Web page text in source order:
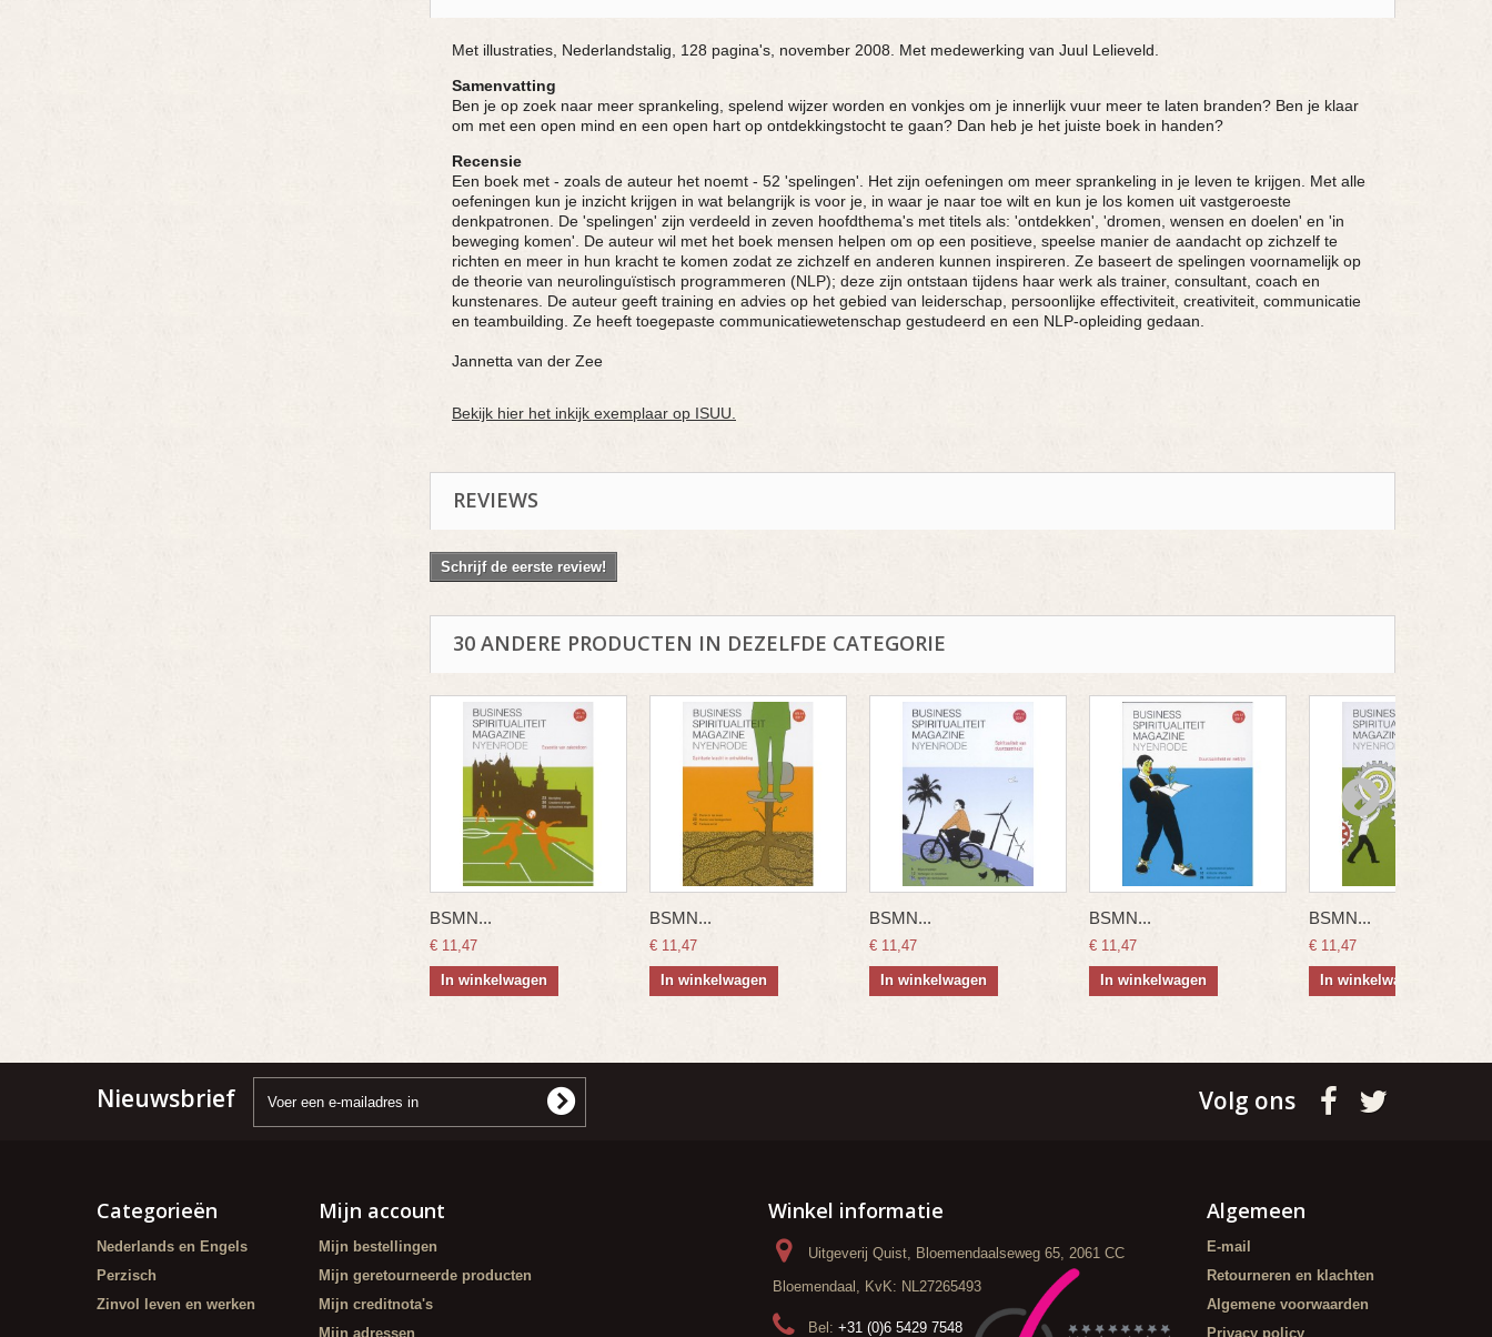
Met illustraties, Nederlandstalig, 128 pagina's, november 2008. Met medewerking van Juul Lelieveld.
Samenvatting
Ben je op zoek naar meer sprankeling, spelend wijzer worden en vonkjes om je innerlijk vuur meer te laten branden? Ben je klaar
om met een open mind en een open hart op ontdekkingstocht te gaan? Dan heb je het juiste boek in handen?
Recensie
Een boek met - zoals de auteur het noemt - 52 'spelingen'. Het zijn oefeningen om meer sprankeling in je leven te krijgen. Met alle
oefeningen kun je inzicht krijgen in wat belangrijk is voor je, in waar je naar toe wilt en kun je los komen uit vastgeroeste
denkpatronen. De 'spelingen' zijn verdeeld in zeven hoofdthema's met titels als: 'ontdekken', 'dromen, wensen en doelen' en 'in
beweging komen'. De auteur wil met het boek mensen helpen om op een positieve, speelse manier de aandacht op zichzelf te
richten en meer in hun kracht te komen zodat ze zichzelf en anderen kunnen inspireren. Ze baseert de spelingen voornamelijk op
de theorie van neurolinguïstisch programmeren (NLP); deze zijn ontstaan tijdens haar werk als trainer, consultant, coach en
kunstenares. De auteur geeft training en advies op het gebied van leiderschap, persoonlijke effectiviteit, creativiteit, communicatie
en teambuilding. Ze heeft toegepaste communicatiewetenschap gestudeerd en een NLP-opleiding gedaan.
Jannetta van der Zee
Bekijk hier het inkijk exemplaar op ISUU.
REVIEWS
Schrijf de eerste review!
30 ANDERE PRODUCTEN IN DEZELFDE CATEGORIE
BSMN...
€ 11,47
In winkelwagen
BSMN...
€ 11,47
In winkelwagen
BSMN...
€ 11,47
In winkelwagen
BSMN...
€ 11,47
In winkelwagen
BSMN...
€ 11,47
In winkelwagen
Nieuwsbrief Volg ons
Categorieën
Nederlands en Engels
Perzisch
Zinvol leven en werken
Mijn account
Mijn bestellingen
Mijn geretourneerde producten
Mijn creditnota's
Mijn adressen
Winkel informatie
Uitgeverij Quist, Bloemendaalseweg 65, 2061 CC
Bloemendaal, KvK: NL27265493
Bel: +31 (0)6 5429 7548
Algemeen
E-mail
Retourneren en klachten
Algemene voorwaarden
Privacy policy